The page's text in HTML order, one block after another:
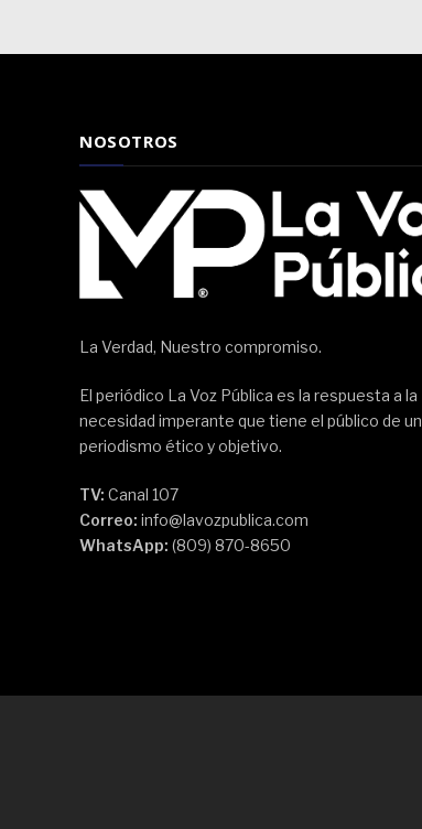
NOSOTROS
La Verdad, Nuestro compromiso.
El periódico La Voz Pública es la respuesta a la
necesidad imperante que tiene el público de un
periodismo ético y objetivo.
TV: Canal 107
Correo: info@lavozpublica.com
WhatsApp: (809) 870-8650